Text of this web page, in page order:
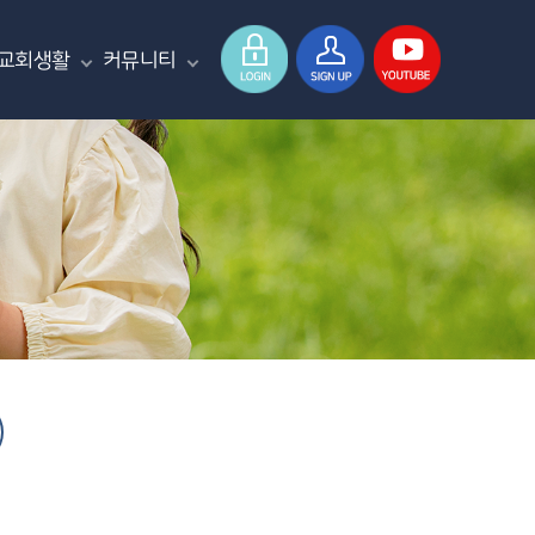
회생활 커뮤니티